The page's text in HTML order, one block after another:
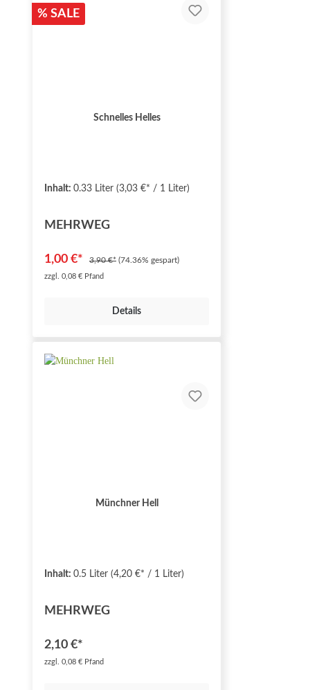
% SALE
Schnelles Helles
Inhalt: 0.33 Liter (3,03 €* / 1 Liter)
MEHRWEG
1,00 €* 3,90 €* (74.36% gespart)
zzgl. 0,08 € Pfand
Details
Münchner Hell
Inhalt: 0.5 Liter (4,20 €* / 1 Liter)
MEHRWEG
2,10 €*
zzgl. 0,08 € Pfand